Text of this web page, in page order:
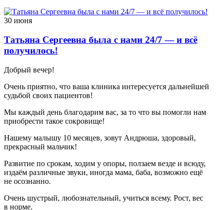
30 июня
Татьяна Сергеевна была с нами 24/7 — и всё
получилось!
Добрый вечер!
Очень приятно, что ваша клиника интересуется дальнейшей
судьбой своих пациентов!
Мы каждый день благодарим вас, за то что вы помогли нам
приобрести такое сокровище!
Нашему малышу 10 месяцев, зовут Андрюша, здоровый,
прекрасный мальчик!
Развитие по срокам, ходим у опоры, ползаем везде и всюду,
издаём различные звуки, иногда мама, баба, возможно ещё
не осознанно.
Очень шустрый, любознательный, учиться всему. Рост, вес
в норме.